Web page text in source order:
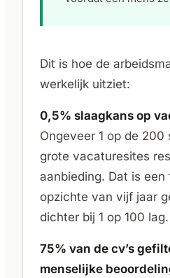
Dit is hoe de
werkelijk uitziet:
0,5% slaagkans op
Ongeveer 1 op de
grote vacaturesites
aanbieding. Dat is een
opzichte van vijf jaar
dichter bij 1 op 100 lag.
75% van de cv’s
menselijke